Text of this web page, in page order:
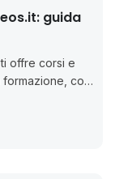
guida
offre corsi e
con